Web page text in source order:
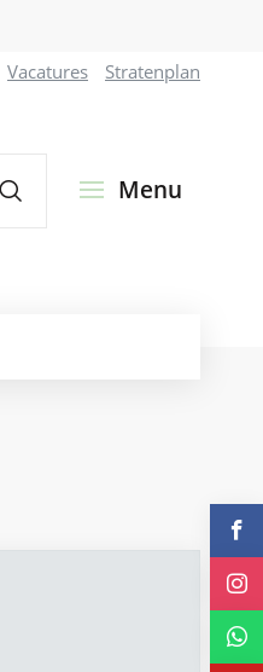
Volg
ons
op
Volg
ons
Volg
Zoeken Menu
Vacatures Stratenplan